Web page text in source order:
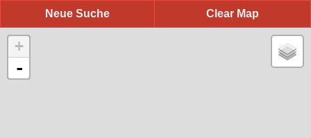
Clear Map
Neue Suche
+
-